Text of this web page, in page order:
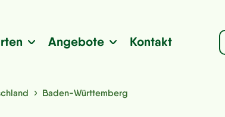
Angebote Kontakt
Baden-Württemberg